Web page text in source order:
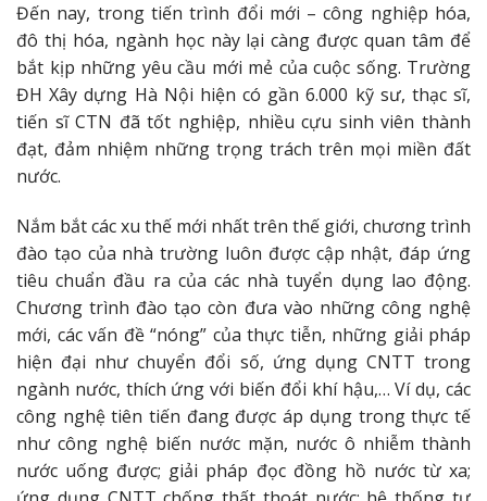
Đến nay, trong tiến trình đổi mới – công nghiệp hóa,
đô thị hóa, ngành học này lại càng được quan tâm để
bắt kịp những yêu cầu mới mẻ của cuộc sống. Trường
ĐH Xây dựng Hà Nội hiện có gần 6.000 kỹ sư, thạc sĩ,
tiến sĩ CTN đã tốt nghiệp, nhiều cựu sinh viên thành
đạt, đảm nhiệm những trọng trách trên mọi miền đất
nước.
Nắm bắt các xu thế mới nhất trên thế giới, chương trình
đào tạo của nhà trường luôn được cập nhật, đáp ứng
tiêu chuẩn đầu ra của các nhà tuyển dụng lao động.
Chương trình đào tạo còn đưa vào những công nghệ
mới, các vấn đề “nóng” của thực tiễn, những giải pháp
hiện đại như chuyển đổi số, ứng dụng CNTT trong
ngành nước, thích ứng với biến đổi khí hậu,… Ví dụ, các
công nghệ tiên tiến đang được áp dụng trong thực tế
như công nghệ biến nước mặn, nước ô nhiễm thành
nước uống được; giải pháp đọc đồng hồ nước từ xa;